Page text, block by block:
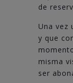
de
Una vez
y que
misma
ser